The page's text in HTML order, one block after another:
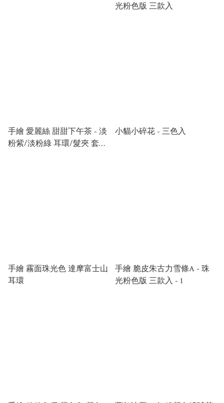
光粉色版 三款入
手繪 愛麗絲 甜甜下午茶 - 淡
粉紫/淡粉綠 耳環/髮夾 套裝
小貓小碎花 - 三色入
手繪 霧面珠光色 達摩富士山
耳環
手繪 脆皮朱古力雪條A - 珠
光粉色版 三款入 - 1